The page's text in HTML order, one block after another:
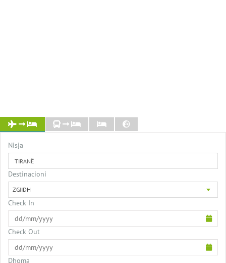
Nisja
TIRANË
Destinacioni
ZGJIDH
Check In
Check Out
Dhoma